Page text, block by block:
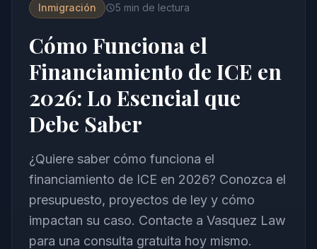
Inmigración 5 min de lectura
Cómo Funciona el
Financiamiento de ICE en
2026: Lo Esencial que
Debe Saber
¿Quiere saber cómo funciona el
financiamiento de ICE en 2026? Conozca el
presupuesto, proyectos de ley y cómo
impactan su caso. Contacte a Vasquez Law
para una consulta gratuita hoy mismo.